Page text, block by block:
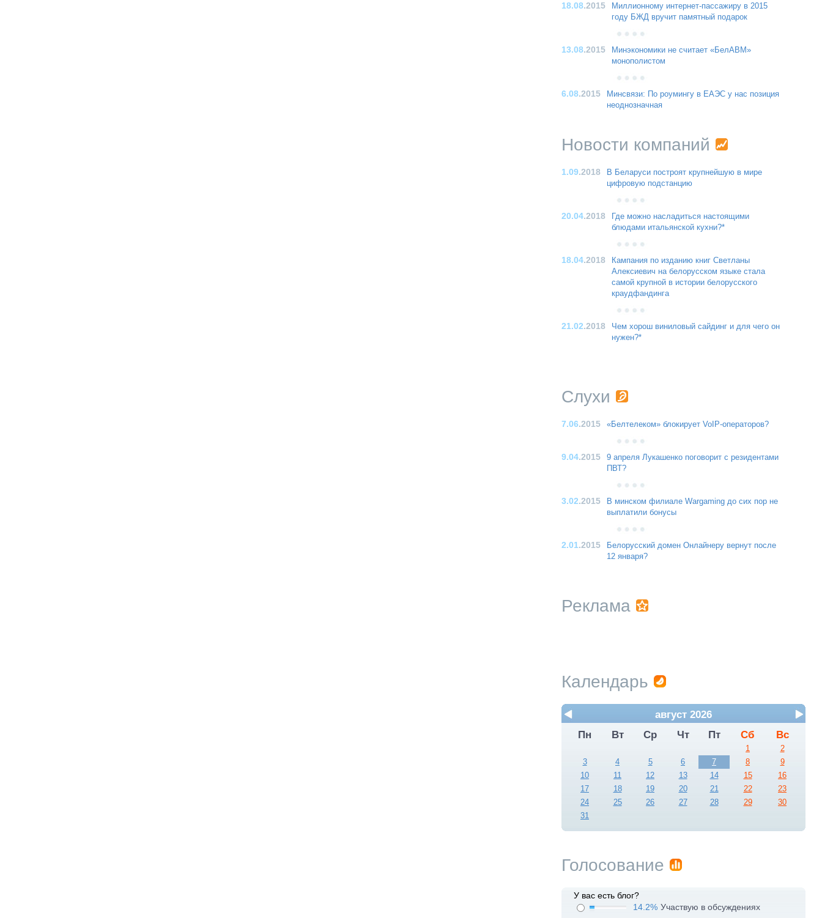
18.08.2015
Миллионному интернет-пассажиру в 2015
году БЖД вручит памятный подарок
13.08.2015
Минэкономики не считает «БелАВМ»
монополистом
6.08.2015
Минсвязи: По роумингу в ЕАЭС у нас позиция
неоднозначная
Новости компаний
1.09.2018
В Беларуси построят крупнейшую в мире
цифровую подстанцию
20.04.2018
Где можно насладиться настоящими
блюдами итальянской кухни?*
18.04.2018
Кампания по изданию книг Светланы
Алексиевич на белорусском языке стала
самой крупной в истории белорусского
краудфандинга
21.02.2018
Чем хорош виниловый сайдинг и для чего он
нужен?*
Слухи
7.06.2015 «Белтелеком» блокирует VoIP-операторов?
9.04.2015
9 апреля Лукашенко поговорит с резидентами
ПВТ?
3.02.2015
В минском филиале Wargaming до сих пор не
выплатили бонусы
2.01.2015
Белорусский домен Онлайнеру вернут после
12 января?
Реклама
Календарь
август 2026
Пн
Вт Ср Чт Пт Сб Вс
1
2
3
4 5 6 7 8
9
10
11 12 13 14 15
16
17
18 19 20 21 22
23
24
25 26 27 28 29
30
31
Голосование
У вас есть блог?
14.2% Участвую в обсуждениях